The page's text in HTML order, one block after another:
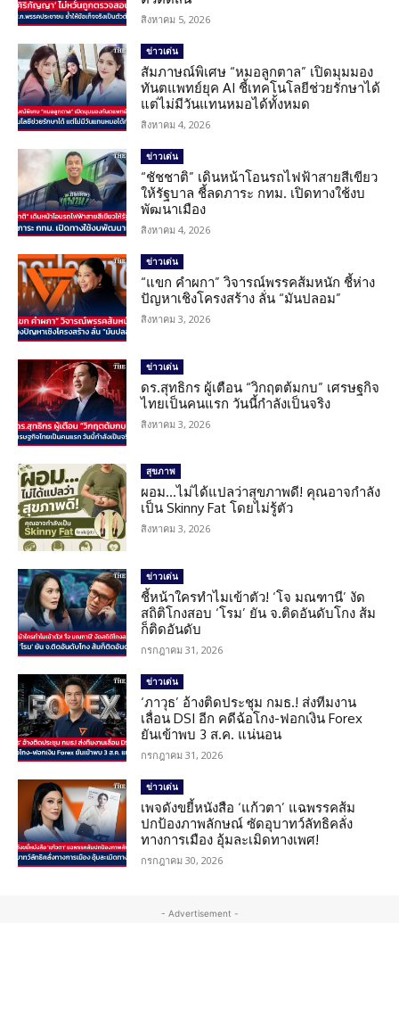
สิงหาคม 5, 2026
ข่าวเด่น
สัมภาษณ์พิเศษ “หมอลูกตาล” เปิดมุมมอง
ทันตแพทย์ยุค AI ชี้เทคโนโลยีช่วยรักษาได้
แต่ไม่มีวันแทนหมอได้ทั้งหมด
สิงหาคม 4, 2026
ข่าวเด่น
“ชัชชาติ” เดินหน้าโอนรถไฟฟ้าสายสีเขียว
ให้รัฐบาล ชี้ลดภาระ กทม. เปิดทางใช้งบ
พัฒนาเมือง
สิงหาคม 4, 2026
ข่าวเด่น
“แขก คำผกา” วิจารณ์พรรคส้มหนัก ชี้ห่าง
ปัญหาเชิงโครงสร้าง ลั่น “มันปลอม”
สิงหาคม 3, 2026
ข่าวเด่น
ดร.สุทธิกร ผู้เตือน “วิกฤตต้มกบ” เศรษฐกิจ
ไทยเป็นคนแรก วันนี้กำลังเป็นจริง
สิงหาคม 3, 2026
สุขภาพ
ผอม…ไม่ได้แปลว่าสุขภาพดี! คุณอาจกำลัง
เป็น Skinny Fat โดยไม่รู้ตัว
สิงหาคม 3, 2026
ข่าวเด่น
ชี้หน้าใครทำไมเข้าตัว! ‘โจ มณฑานี’ งัด
สถิติโกงสอบ ‘โรม’ ยัน จ.ติดอันดับโกง ส้ม
ก็ติดอันดับ
กรกฎาคม 31, 2026
ข่าวเด่น
‘ภาวุธ’ อ้างติดประชุม กมธ.! ส่งทีมงาน
เลื่อน DSI อีก คดีฉ้อโกง-ฟอกเงิน Forex
ยันเข้าพบ 3 ส.ค. แน่นอน
กรกฎาคม 31, 2026
ข่าวเด่น
เพจดังขยี้หนังสือ ‘แก้วตา’ แฉพรรคส้ม
ปกป้องภาพลักษณ์ ซัดอุบาทว์ลัทธิคลั่ง
ทางการเมือง อุ้มละเมิดทางเพศ!
กรกฎาคม 30, 2026
- Advertisement -